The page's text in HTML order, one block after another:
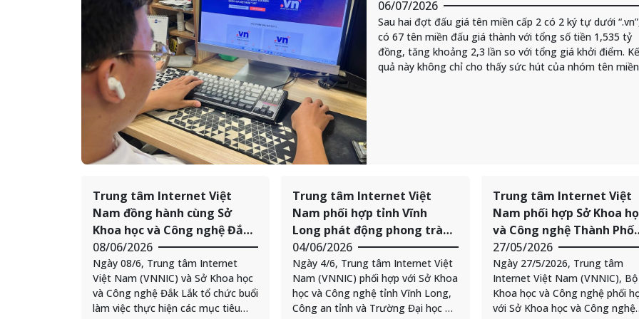
Trung tâm Internet Việt
Nam đồng hành cùng Sở
Khoa học và Công nghệ Đắk
Lắk thúc đẩy phát triển tài
nguyên và hạ tầng Internet
tại địa phương
08/06/2026
Ngày 08/6, Trung tâm Internet
Việt Nam (VNNIC) và Sở Khoa học
và Công nghệ Đắk Lắk tổ chức buổi
làm việc thực hiện các mục tiêu
Trung tâm Internet Việt
Nam phối hợp tỉnh Vĩnh
Long phát động phong trào
“Bình dân học vụ số” và tên
miền quốc gia “.vn” năm
2026
04/06/2026
Ngày 4/6, Trung tâm Internet Việt
Nam (VNNIC) phối hợp với Sở Khoa
học và Công nghệ tỉnh Vĩnh Long,
Công an tỉnh và Trường Đại học Sư
Trung tâm Internet Việt
Nam phối hợp Sở Khoa
và Công nghệ Thành Phố
Cần Thơ hỗ trợ người
doanh nghiệp, hộ kinh
sử dụng tên miền quốc gia
“.vn”
27/05/2026
Ngày 27/5/2026, Trung tâm
Internet Việt Nam (VNNIC), Bộ
Khoa học và Công nghệ phối
với Sở Khoa học và Công nghệ
06/07/2026
Sau hai đợt đấu giá tên miền cấp 2 có 2 ký tự dưới
có 67 tên miền đấu giá thành với tổng số tiền 1,535 tỷ
đồng, tăng khoảng 2,3 lần so với tổng giá khởi điểm.
quả này không chỉ cho thấy sức hút của nhóm tên miền